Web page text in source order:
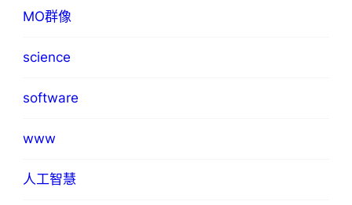
MO群像
science
software
www
人工智慧